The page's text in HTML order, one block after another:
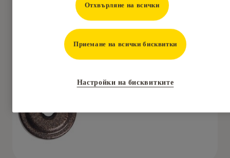
Отхвърляне на всички
Приемане на всички бисквитки
Настройки на бисквитките